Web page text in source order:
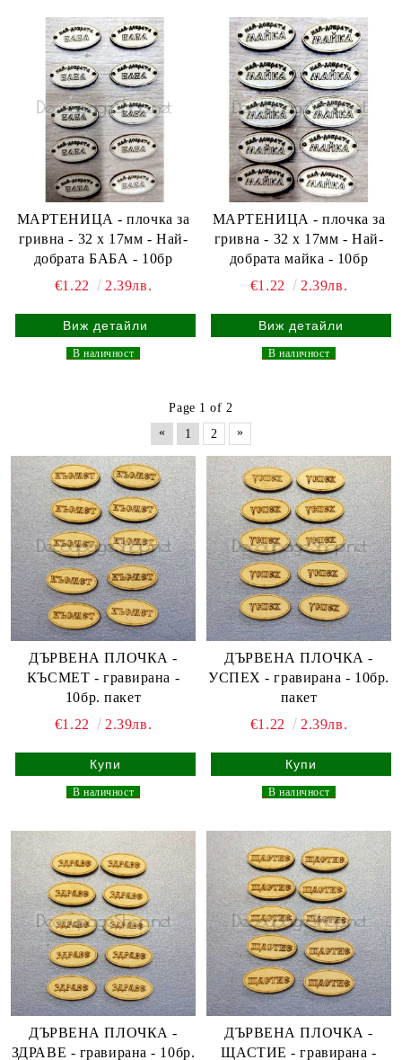
МАРТЕНИЦА - плочка за
гривна - 32 х 17мм - Най-
добрата БАБА - 10бр
€1.22
2.39лв.
Виж детайли
В наличност
МАРТЕНИЦА - плочка за
гривна - 32 х 17мм - Най-
добрата майка - 10бр
€1.22
2.39лв.
Виж детайли
В наличност
Page 1 of 2
«
1 2 »
ДЪРВЕНА ПЛОЧКА -
КЪСМЕТ - гравирана -
10бр. пакет
€1.22
2.39лв.
В наличност
ДЪРВЕНА ПЛОЧКА -
УСПЕХ - гравирана - 10бр.
пакет
€1.22
2.39лв.
В наличност
ДЪРВЕНА ПЛОЧКА -
ЗДРАВЕ - гравирана - 10бр.
ДЪРВЕНА ПЛОЧКА -
ЩАСТИЕ - гравирана -